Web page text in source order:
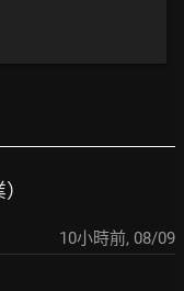
10小時前, 08/09